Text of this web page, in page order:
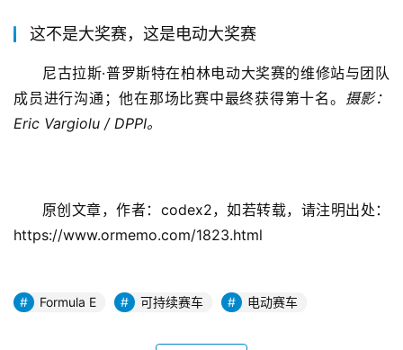
这不是大奖赛，这是电动大奖赛
尼古拉斯·普罗斯特在柏林电动大奖赛的维修站与团队
成员进行沟通；他在那场比赛中最终获得第十名。
摄影：
Eric Vargiolu / DPPI。
原创文章，作者：codex2，如若转载，请注明出处：
https://www.ormemo.com/1823.html
Formula E 可持续赛车 电动赛车